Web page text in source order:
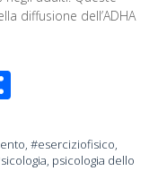
diffusione dell’ADHA
#eserciziofisico
psicologia dello